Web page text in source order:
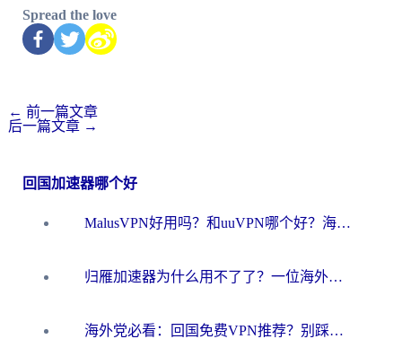
Spread the love
← 前一篇文章
后一篇文章 →
回国加速器哪个好
MalusVPN好用吗？和uuVPN哪个好？海外党无缝访问国内资源的真实对比与选择指南
归雁加速器为什么用不了了？一位海外游子的真实困惑与技术解答
海外党必看：回国免费VPN推荐？别踩坑！教你选对加速器无缝刷国内资源